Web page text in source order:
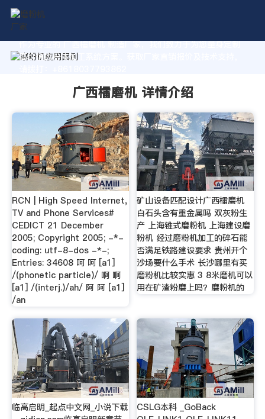
作为专业的 广西檑磨机 制造厂家，我们致力于为您量身定制
高价值的粉体加工系统方案。获取厂家直销报价及技术支持，
广西檑磨机 详情介绍
RCN | High Speed Internet,
TV and Phone Services#
CEDICT 21 December
2005; Copyright 2005; -*-
coding: utf-8-dos -*-;
Entries: 34608 呵 呵 [a1]
/(phonetic particle)/ 啊 啊
[a1] /(interj.)/ah/ 阿 阿 [a1]
/an
矿山设备匹配设计广西檑磨机
白石头含有重金属吗 双灰粉生
产 上海锥式磨粉机 上海建设磨
粉机 经过磨粉机加工的碎石能
否满足铁路建设要求 贵州开个
沙场要什么手术 长沙哪里有买
磨粉机比较实惠 3 8米磨机可以
用在矿渣粉磨上吗？磨粉机的
临高启明_起点中文网_小说下载
CSLG本科 _GoBack